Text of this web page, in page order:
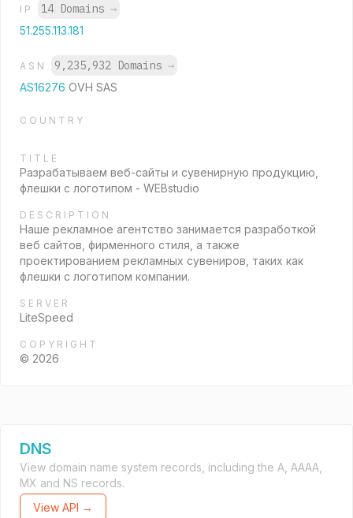
IP 14 Domains →
51.255.113.181
ASN 9,235,932 Domains →
AS16276 OVH SAS
COUNTRY
TITLE
Разрабатываем веб-сайты и сувенирную продукцию,
флешки с логотипом - WEBstudio
DESCRIPTION
Наше рекламное агентство занимается разработкой
веб сайтов, фирменного стиля, а также
проектированием рекламных сувениров, таких как
флешки с логотипом компании.
SERVER
LiteSpeed
COPYRIGHT
© 2026
DNS
View domain name system records, including the A, AAAA,
MX and NS records.
View API →